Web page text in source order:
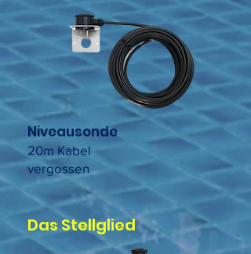
Niveausonde
20m Kabel
vergossen
Das Stellglied